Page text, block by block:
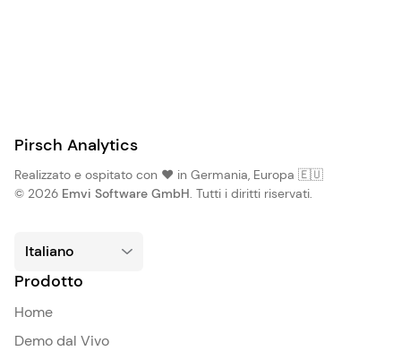
Pirsch Analytics
Realizzato e ospitato con ❤️ in Germania, Europa 🇪🇺
© 2026 Emvi Software GmbH. Tutti i diritti riservati.
Prodotto
Home
Demo dal Vivo